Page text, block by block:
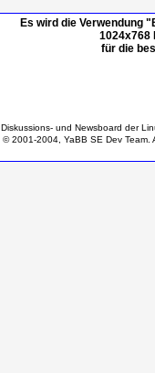
Es wird die Verwendung
1024x768
für die
Diskussions- und Newsboard der
© 2001-2004, YaBB SE Dev Team.